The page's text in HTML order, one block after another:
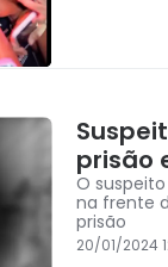
prisão
O
na frente
prisão
20/01/2024